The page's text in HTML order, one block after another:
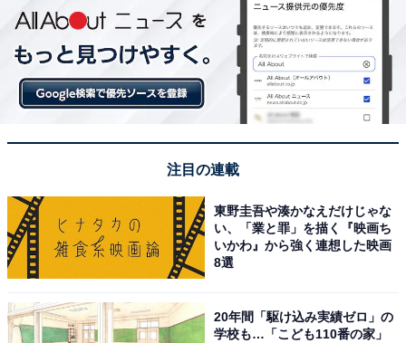
注目の連載
東野圭吾や湊かなえだけじゃな
い、「業と罪」を描く『映画ち
いかわ』から強く連想した映画
8選
20年間「駆け込み実績ゼロ」の
学校も…「こども110番の家」